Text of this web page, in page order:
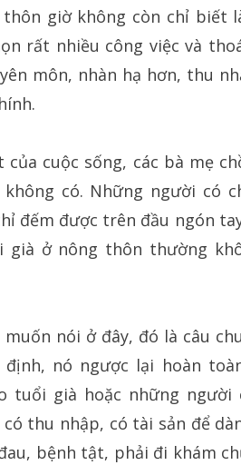
giờ không còn chỉ biết
rất nhiều công việc và
môn, nhàn hạ hơn, thu
cuộc sống, các bà mẹ
có. Những người có
đếm được trên đầu ngón
già ở nông thôn thường
nói ở đây, đó là câu
nó ngược lại hoàn
tuổi già hoặc những người
thu nhập, có tài sản để
bệnh tật, phải đi khám